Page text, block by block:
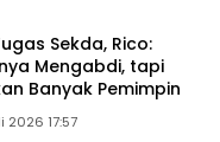
Sekda, Rico:
Mengabdi, tapi
Banyak Pemimpin
2026 17:57